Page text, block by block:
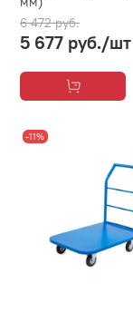
6 472 руб.
5 677 руб./шт
-11%